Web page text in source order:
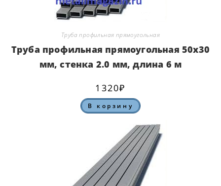
Труба профильная прямоугольная
Труба профильная прямоугольная 50х30
мм, стенка 2.0 мм, длина 6 м
1320₽
В корзину